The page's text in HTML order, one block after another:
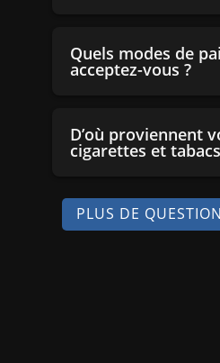
Quels modes de
acceptez-vous ?
D’où proviennent
cigarettes et
PLUS DE